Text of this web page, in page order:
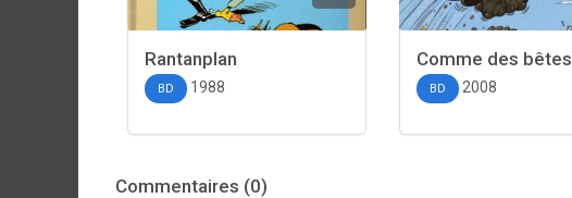
Rantanplan
BD 1988
Comme des bêtes
BD 2008
Commentaires (0)